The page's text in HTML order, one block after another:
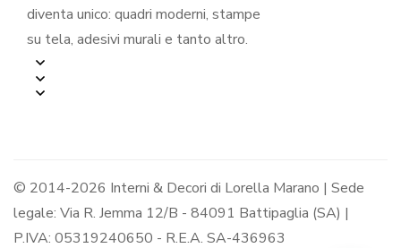
diventa unico: quadri moderni, stampe
su tela, adesivi murali e tanto altro.
© 2014-2026 Interni & Decori di Lorella Marano | Sede
legale: Via R. Jemma 12/B - 84091 Battipaglia (SA) |
P.IVA: 05319240650 - R.E.A. SA-436963